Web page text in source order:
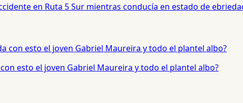
en Ruta 5 Sur mientras conducía en estado de
esto el joven Gabriel Maureira y todo el plantel albo?